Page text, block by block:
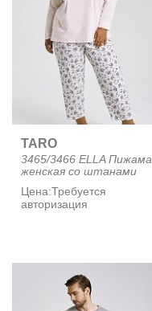
TARO
3465/3466 ELLA Пижама
женская со штанами
Цена:Требуется
авторизация